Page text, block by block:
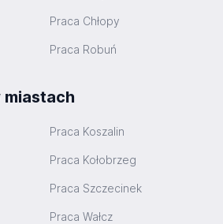
Praca Chłopy
Praca Robuń
Praca Koszalin
Praca Kołobrzeg
Praca Szczecinek
Praca Wałcz